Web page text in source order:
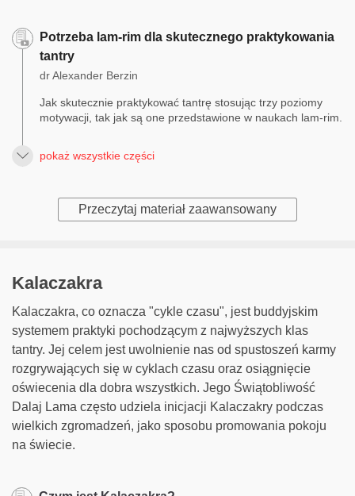
Potrzeba lam-rim dla skutecznego praktykowania
tantry
dr Alexander Berzin
Jak skutecznie praktykować tantrę stosując trzy poziomy
motywacji, tak jak są one przedstawione w naukach lam-rim.
pokaż wszystkie części
Przeczytaj materiał zaawansowany
Kalaczakra
Kalaczakra, co oznacza "cykle czasu", jest buddyjskim
systemem praktyki pochodzącym z najwyższych klas
tantry. Jej celem jest uwolnienie nas od spustoszeń karmy
rozgrywających się w cyklach czasu oraz osiągnięcie
oświecenia dla dobra wszystkich. Jego Świątobliwość
Dalaj Lama często udziela inicjacji Kalaczakry podczas
wielkich zgromadzeń, jako sposobu promowania pokoju
na świecie.